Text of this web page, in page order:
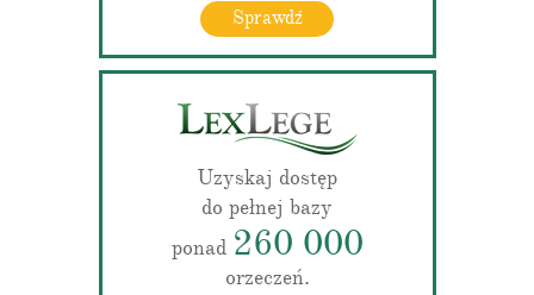
Sprawdź
Uzyskaj dostęp
do pełnej bazy
ponad 260 000
orzeczeń.